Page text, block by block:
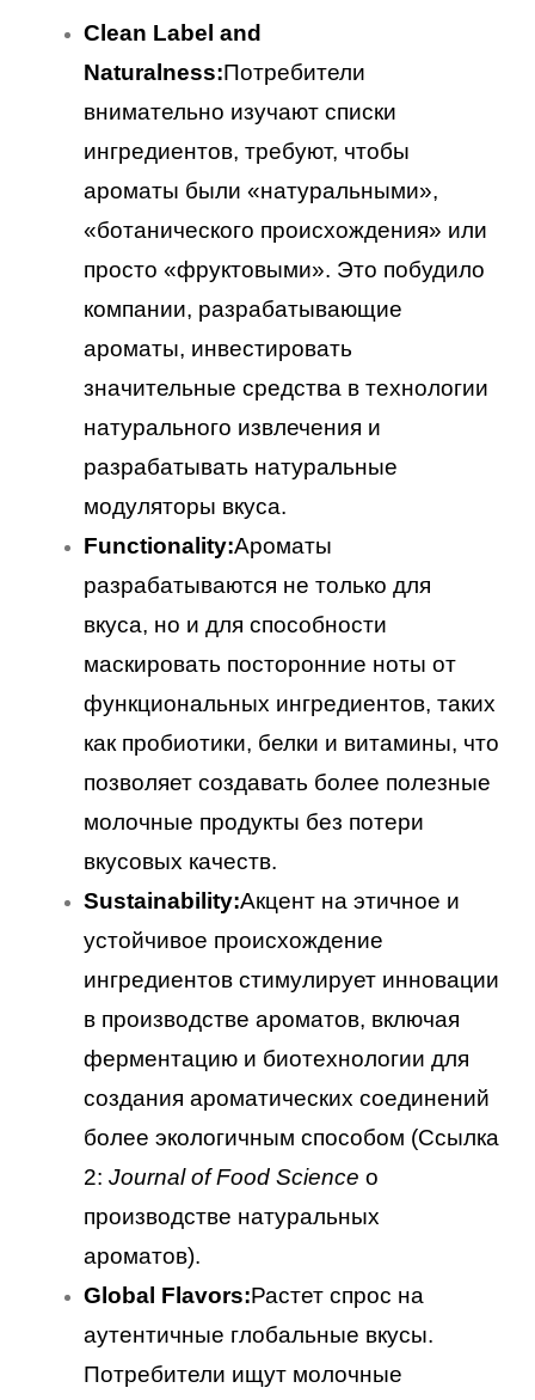
Clean Label and
Naturalness:Потребители
внимательно изучают списки
ингредиентов, требуют, чтобы
ароматы были «натуральными»,
«ботанического происхождения» или
просто «фруктовыми». Это побудило
компании, разрабатывающие
ароматы, инвестировать
значительные средства в технологии
натурального извлечения и
разрабатывать натуральные
модуляторы вкуса.
Functionality:Ароматы
разрабатываются не только для
вкуса, но и для способности
маскировать посторонние ноты от
функциональных ингредиентов, таких
как пробиотики, белки и витамины, что
позволяет создавать более полезные
молочные продукты без потери
вкусовых качеств.
Sustainability:Акцент на этичное и
устойчивое происхождение
ингредиентов стимулирует инновации
в производстве ароматов, включая
ферментацию и биотехнологии для
создания ароматических соединений
более экологичным способом (Ссылка
2: Journal of Food Science о
производстве натуральных
ароматов).
Global Flavors:Растет спрос на
аутентичные глобальные вкусы.
Потребители ищут молочные